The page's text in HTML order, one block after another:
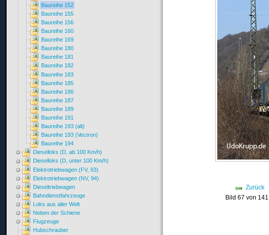
Zurück
Bild 67 von 141
Baureihe 152
Baureihe 155
Baureihe 156
Baureihe 160
Baureihe 169
Baureihe 180
Baureihe 181
Baureihe 182
Baureihe 183
Baureihe 185
Baureihe 186
Baureihe 187
Baureihe 189
Baureihe 191
Baureihe 193 (alt)
Baureihe 193 (Vectron)
Baureihe 194
Dieselloks (D, ab 100 Km/h)
Dieselloks (D, unter 100 Km/h)
Elektrotriebwagen (FV, 93)
Elektrotriebwagen (NV, 94)
Dieseltriebwagen
Bahndienstfahrzeuge
Loks aus aller Welt
Neben der Schiene
Flugzeuge
Hubschrauber